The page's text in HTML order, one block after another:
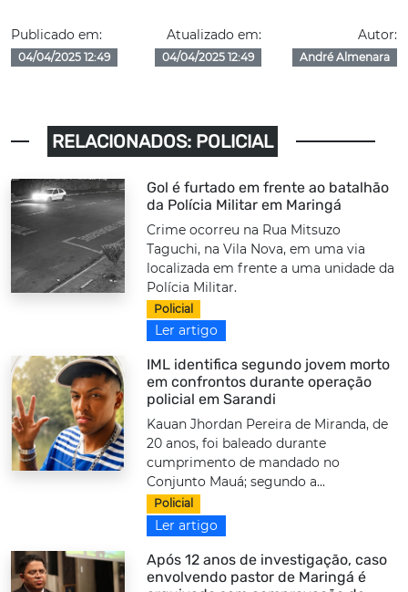
Publicado em:
04/04/2025 12:49
Atualizado em:
04/04/2025 12:49
Autor:
André Almenara
RELACIONADOS: POLICIAL
Gol é furtado em frente ao batalhão
da Polícia Militar em Maringá
Crime ocorreu na Rua Mitsuzo
Taguchi, na Vila Nova, em uma via
localizada em frente a uma unidade da
Polícia Militar.
Policial
Ler artigo
IML identifica segundo jovem morto
em confrontos durante operação
policial em Sarandi
Kauan Jhordan Pereira de Miranda, de
20 anos, foi baleado durante
cumprimento de mandado no
Conjunto Mauá; segundo a...
Policial
Ler artigo
Após 12 anos de investigação, caso
envolvendo pastor de Maringá é